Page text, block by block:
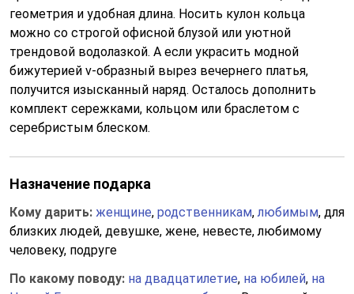
геометрия и удобная длина. Носить кулон кольца
можно со строгой офисной блузой или уютной
трендовой водолазкой. А если украсить модной
бижутерией v-образный вырез вечернего платья,
получится изысканный наряд. Осталось дополнить
комплект сережками, кольцом или браслетом с
серебристым блеском.
Назначение подарка
Кому дарить: женщине, родственникам,любимым, для
близких людей, девушке, жене, невесте, любимому
человеку, подруге
По какому поводу: на двадцатилетие, на юбилей, на